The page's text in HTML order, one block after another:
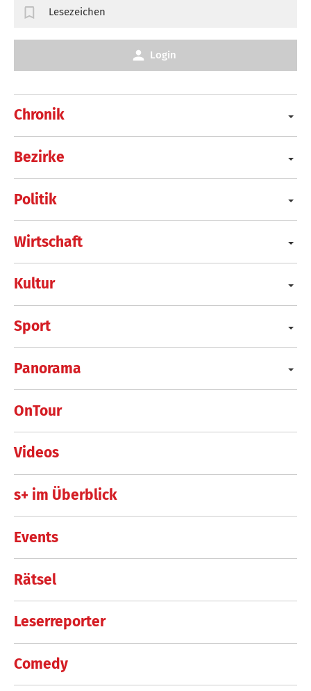
Chronik
Bezirke
Politik
Wirtschaft
Kultur
Sport
Panorama
OnTour
Videos
s+ im Überblick
Events
Rätsel
Leserreporter
Comedy
Lesezeichen
Login